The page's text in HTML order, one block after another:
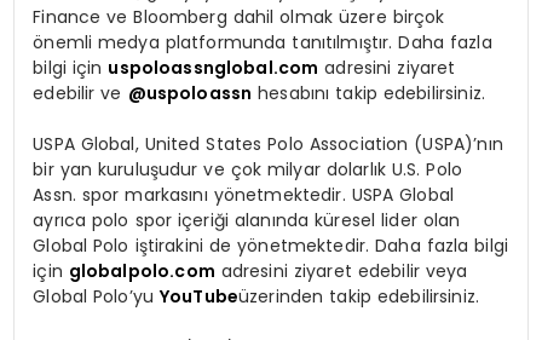
Finance ve Bloomberg dahil olmak üzere birçok
önemli medya platformunda tanıtılmıştır. Daha fazla
bilgi için uspoloassnglobal.com adresini ziyaret
edebilir ve @uspoloassn hesabını takip edebilirsiniz.
USPA Global, United States Polo Association (USPA)’nın
bir yan kuruluşudur ve çok milyar dolarlık U.S. Polo
Assn. spor markasını yönetmektedir. USPA Global
ayrıca polo spor içeriği alanında küresel lider olan
Global Polo iştirakini de yönetmektedir. Daha fazla bilgi
için globalpolo.com adresini ziyaret edebilir veya
Global Polo’yuYouTubeüzerinden takip edebilirsiniz.